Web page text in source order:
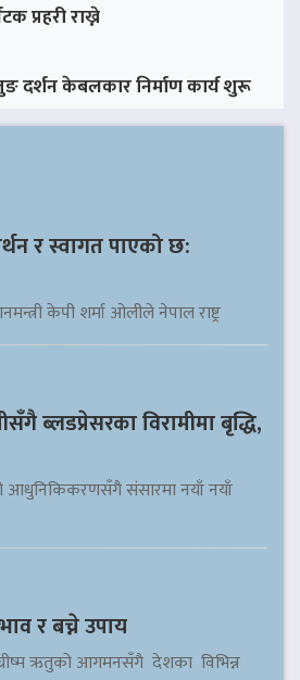
प्रहरी राख्ने
दर्शन केबलकार निर्माण कार्य शुरू
र स्वागत पाएको छ:
केपी शर्मा ओलीले नेपाल राष्ट्र
ब्लडप्रेसरका विरामीमा बृद्धि,
आधुनिकिकरणसँगै संसारमा नयाँ नयाँ
र बच्ने उपाय
ऋतुको आगमनसँगै देशका विभिन्न